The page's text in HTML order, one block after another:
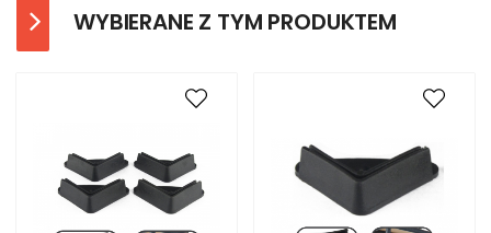
WYBIERANE Z TYM PRODUKTEM